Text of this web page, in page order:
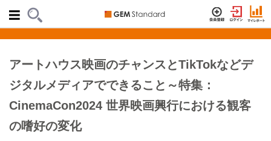
アートハウス映画のチャンスとTikTokなどデ
ジタルメディアでできること～特集：
CinemaCon2024 世界映画興行における観客
の嗜好の変化